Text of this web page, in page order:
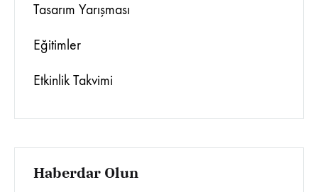
Tasarım Yarışması
Eğitimler
Etkinlik Takvimi
Haberdar Olun